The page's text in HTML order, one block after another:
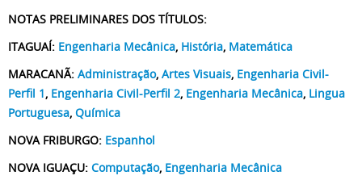
NOTAS PRELIMINARES DOS TÍTULOS:
ITAGUAÍ: Engenharia Mecânica, História, Matemática
MARACANÃ: Administração, Artes Visuais, Engenharia Civil-
Perfil 1, Engenharia Civil-Perfil 2, Engenharia Mecânica, Lingua
Portuguesa, Química
NOVA FRIBURGO: Espanhol
NOVA IGUAÇU: Computação, Engenharia Mecânica